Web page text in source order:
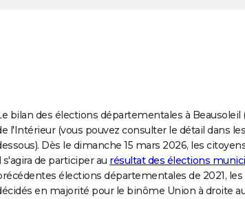
bilan des élections départementales à
l'Intérieur (vous pouvez consulter le détail dans
Dès le dimanche 15 mars 2026, les
s'agira de participer au résultat des élections
élections départementales de 2021,
en majorité pour le binôme Union à droite